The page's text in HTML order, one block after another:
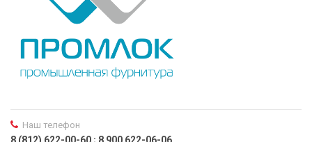
Наш телефон